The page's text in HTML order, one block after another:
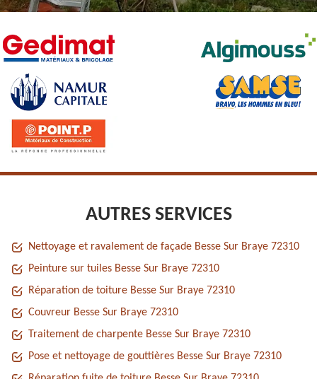
AUTRES SERVICES
Nettoyage et ravalement de façade Besse Sur Braye 72310
Peinture sur tuiles Besse Sur Braye 72310
Réparation de toiture Besse Sur Braye 72310
Couvreur Besse Sur Braye 72310
Traitement de charpente Besse Sur Braye 72310
Pose et nettoyage de gouttières Besse Sur Braye 72310